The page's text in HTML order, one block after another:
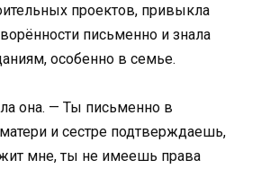
проектов, привыкла
письменно и знала
особенно в семье.
она. — Ты письменно в
и сестре подтверждаешь,
мне, ты не имеешь права